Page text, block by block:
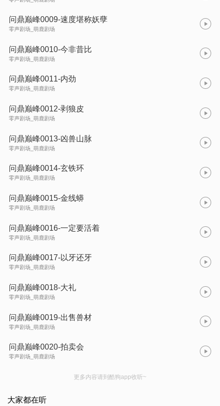
问鼎巅峰0009-速度堪称妖孽
零声剧场_萌鹿剧场
问鼎巅峰0010-今非昔比
零声剧场_萌鹿剧场
问鼎巅峰0011-内劲
零声剧场_萌鹿剧场
问鼎巅峰0012-剥狼皮
零声剧场_萌鹿剧场
问鼎巅峰0013-凶兽山脉
零声剧场_萌鹿剧场
问鼎巅峰0014-玄铁环
零声剧场_萌鹿剧场
问鼎巅峰0015-金线蟒
零声剧场_萌鹿剧场
问鼎巅峰0016-一定要活着
零声剧场_萌鹿剧场
问鼎巅峰0017-以牙还牙
零声剧场_萌鹿剧场
问鼎巅峰0018-大礼
零声剧场_萌鹿剧场
问鼎巅峰0019-出售兽材
零声剧场_萌鹿剧场
问鼎巅峰0020-拍卖会
零声剧场_萌鹿剧场
更多内容请到酷狗app收听~
大家都在听